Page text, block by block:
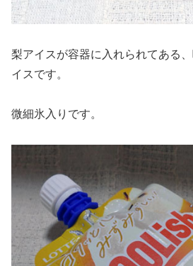
梨アイスが容器に入れられてある
イスです。
微細氷入りです。